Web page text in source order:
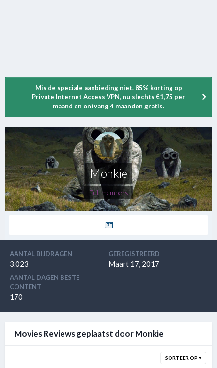
Mis de speciale aanbieding niet. 85% korting op
Private Internet Access VPN, nu slechts €1,75 per
maand en ontvang 4 maanden gratis.
Monkie
Full members
AANTAL BIJDRAGEN
3.023
GEREGISTREERD
Maart 17, 2017
AANTAL DAGEN BESTE
CONTENT
170
Movies Reviews geplaatst door Monkie
SORTEER OP